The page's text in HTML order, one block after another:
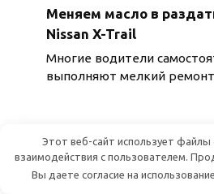
Меняем масло в
Nissan X-Trail
Многие водители
выполняют мелкий ремонт
Этот веб-сайт использует файлы
взаимодействия с пользователем.
Вы даете согласие на